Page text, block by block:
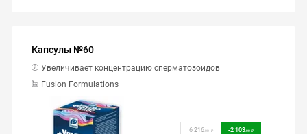
Капсулы №60
Fusion Formulations
Увеличивает концентрацию сперматозоидов
6 216.00 -2 103.00